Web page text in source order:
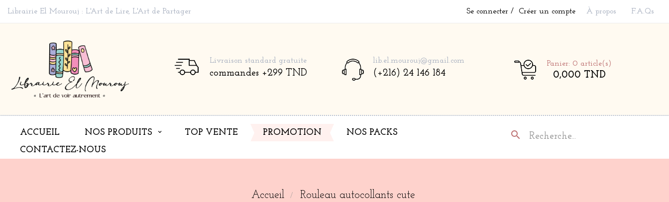
Librairie El Mourouj : L'Art de Lire, L'Art de Partager Se connecter Créer un compte À propos F.A.Qs
Livraison standard gratuite
commandes +299 TND
lib.el.mourouj@gmail.com
(+216) 24 146 184
Panier: 0 article(s)
0,000 TND
ACCUEIL NOS PRODUITS TOP VENTE PROMOTION
NOS PACKS
CONTACTEZ-NOUS
search
Accueil Rouleau autocollants cute